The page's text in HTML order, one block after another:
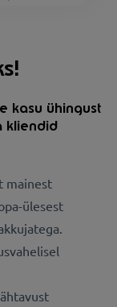
kasu ühingust
kliendid
mainest
ülesest